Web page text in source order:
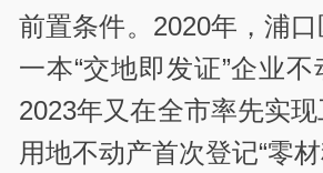
前置条件。2020年，浦
一本“交地即发证”企业不
2023年又在全市率先实
用地不动产首次登记“零材